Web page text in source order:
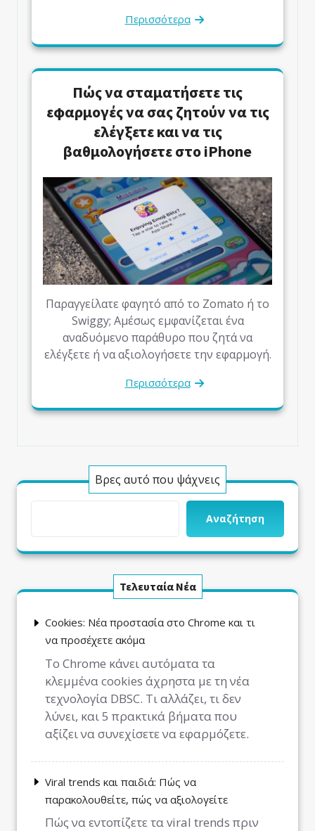
Περισσότερα
Πώς να σταματήσετε τις
εφαρμογές να σας ζητούν να τις
ελέγξετε και να τις
βαθμολογήσετε στο iPhone
Παραγγείλατε φαγητό από το Zomato ή το
Swiggy; Αμέσως εμφανίζεται ένα
αναδυόμενο παράθυρο που ζητά να
ελέγξετε ή να αξιολογήσετε την εφαρμογή.
Περισσότερα
Βρες αυτό που ψάχνεις
Αναζήτηση
Τελευταία Νέα
Cookies: Νέα προστασία στο Chrome και τι
να προσέχετε ακόμα
Το Chrome κάνει αυτόματα τα
κλεμμένα cookies άχρηστα με τη νέα
τεχνολογία DBSC. Τι αλλάζει, τι δεν
λύνει, και 5 πρακτικά βήματα που
αξίζει να συνεχίσετε να εφαρμόζετε.
Viral trends και παιδιά: Πώς να
παρακολουθείτε, πώς να αξιολογείτε
Πώς να εντοπίζετε τα viral trends πριν